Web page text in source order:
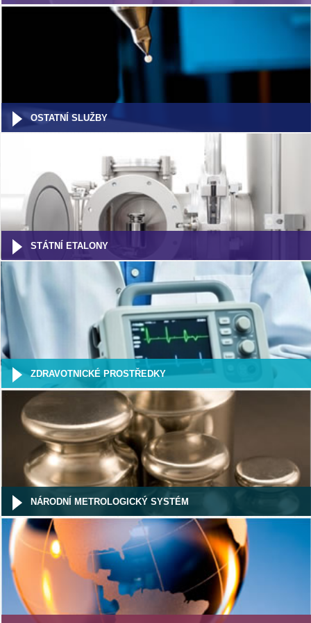
OSTATNÍ SLUŽBY
STÁTNÍ ETALONY
ZDRAVOTNICKÉ PROSTŘEDKY
NÁRODNÍ METROLOGICKÝ SYSTÉM